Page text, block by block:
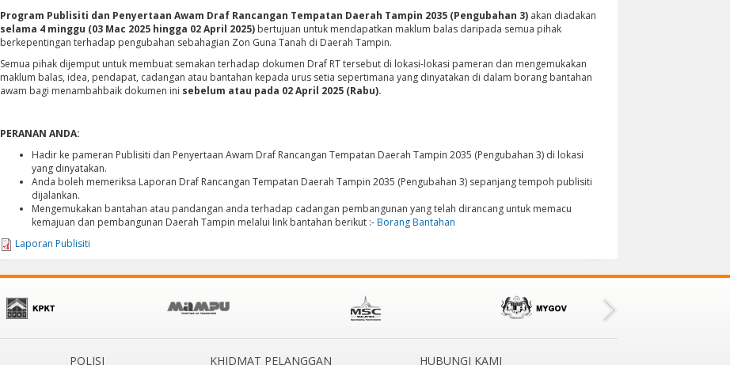
Program Publisiti dan Penyertaan Awam Draf Rancangan Tempatan Daerah Tampin 2035 (Pengubahan 3) akan diadakan
selama 4 minggu (03 Mac 2025 hingga 02 April 2025) bertujuan untuk mendapatkan maklum balas daripada semua pihak
berkepentingan terhadap pengubahan sebahagian Zon Guna Tanah di Daerah Tampin.
Semua pihak dijemput untuk membuat semakan terhadap dokumen Draf RT tersebut di lokasi-lokasi pameran dan mengemukakan
maklum balas, idea, pendapat, cadangan atau bantahan kepada urus setia sepertimana yang dinyatakan di dalam borang bantahan
awam bagi menambahbaik dokumen ini sebelum atau pada 02 April 2025 (Rabu).
PERANAN ANDA:
Hadir ke pameran Publisiti dan Penyertaan Awam Draf Rancangan Tempatan Daerah Tampin 2035 (Pengubahan 3) di lokasi
yang dinyatakan.
Anda boleh memeriksa Laporan Draf Rancangan Tempatan Daerah Tampin 2035 (Pengubahan 3) sepanjang tempoh publisiti
dijalankan.
Mengemukakan bantahan atau pandangan anda terhadap cadangan pembangunan yang telah dirancang untuk memacu
kemajuan dan pembangunan Daerah Tampin melalui link bantahan berikut :-Borang Bantahan
Laporan Publisiti
POLISI KHIDMAT PELANGGAN HUBUNGI KAMI